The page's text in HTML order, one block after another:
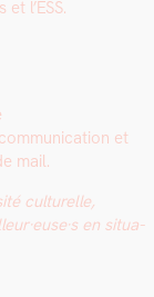
l’ESS.
et
mail.
cul­turelle,
en sit­u­a­